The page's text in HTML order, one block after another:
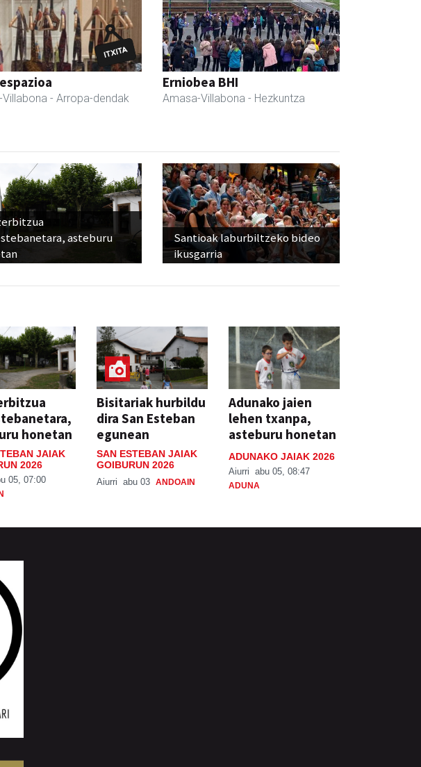
- Arropa-dendak
Erniobea BHI
Amasa-Villabona - Hezkuntza
asteburu
Santioak laburbiltzeko bideo
ikusgarria
honetan
JAIAK
2026
05, 07:00
Bisitariak hurbildu
dira San Esteban
egunean
SAN ESTEBAN JAIAK
GOIBURUN 2026
Aiurri abu 03 ANDOAIN
Adunako jaien
lehen txanpa,
asteburu honetan
ADUNAKO JAIAK 2026
Aiurri abu 05, 08:47
ADUNA